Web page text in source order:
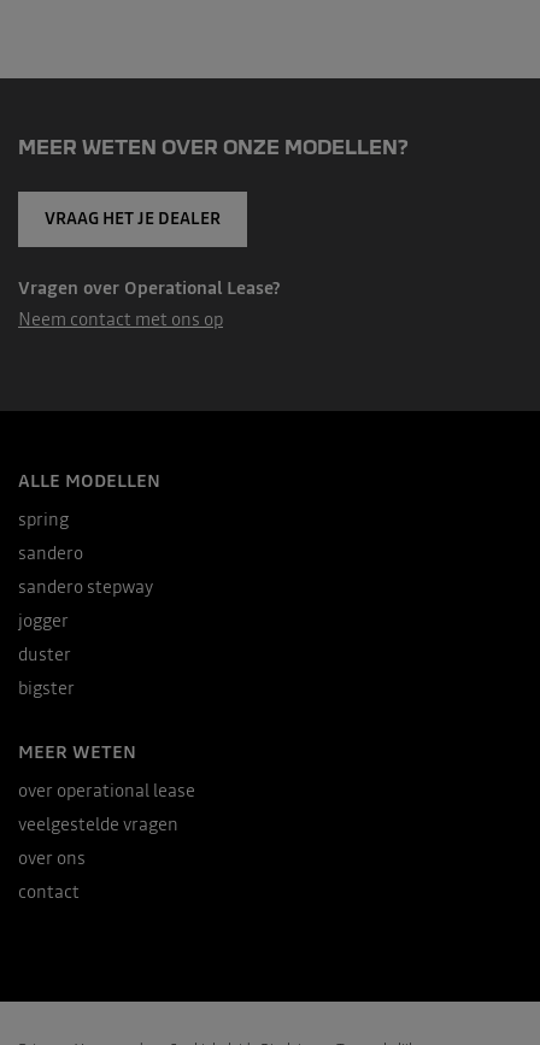
MEER WETEN OVER ONZE MODELLEN?
VRAAG HET JE DEALER
Vragen over Operational Lease?
Neem contact met ons op
ALLE MODELLEN
spring
sandero
sandero stepway
jogger
duster
bigster
MEER WETEN
over operational lease
veelgestelde vragen
over ons
contact